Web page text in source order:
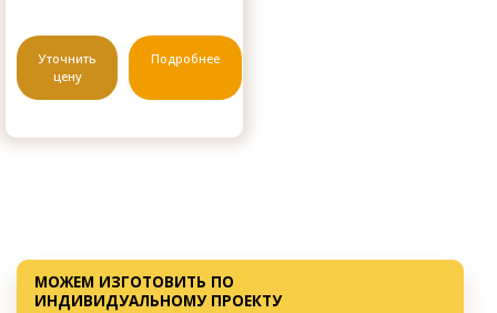
Уточнить
цену
Подробнее
МОЖЕМ ИЗГОТОВИТЬ ПО
ИНДИВИДУАЛЬНОМУ ПРОЕКТУ